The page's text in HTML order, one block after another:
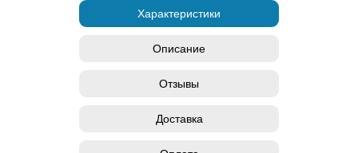
Характеристики
Описание
Отзывы
Доставка